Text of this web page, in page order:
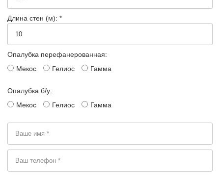
Длина стен (м): *
Опалубка перефанерованная:
Мекос
Гелиос Гамма
Опалубка б/у:
Мекос
Гелиос Гамма